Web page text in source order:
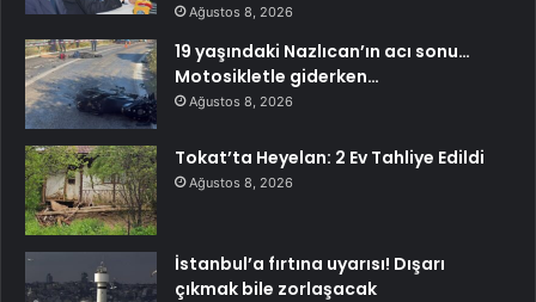
Ağustos 8, 2026
19 yaşındaki Nazlıcan’ın acı sonu…
Motosikletle giderken…
Ağustos 8, 2026
Tokat’ta Heyelan: 2 Ev Tahliye Edildi
Ağustos 8, 2026
İstanbul’a fırtına uyarısı! Dışarı
çıkmak bile zorlaşacak